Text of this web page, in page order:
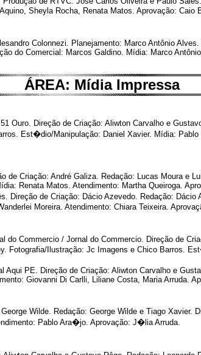
Sheyla Rocha, Renata Matos. Aprovação: Caio
Colonnezi. Planejamento: Marco Antônio
do Comercial: Marcos Galdino. Mídia: Marco
ÁREA: Mídia Impressa
Ouro. Direção de Criação: Aliwton Carvalho e
Est�dio/Manipulação: Daniel Xavier. Mídia:
de Criação: André Galiza. Redação: Lucas Moura e
Renata Matos. Atendimento: Martha Queiroga.
Direção de Criação: Dácio Azevedo. Redação:
Moreira. Atendimento: Chiara Teixeira.
Commercio / Jornal do Commercio. Direção de
Fotografia/Ilustração: Jc Imagens e Chico Barros.
PE. Direção de Criação: Aliwton Carvalho e
Giovanni Di Carlli, Liliane Costa, Maria Arruda.
Wilde. Redação: George Wilde e Tiago Xavier.
Pablo Ara�jo. Aprovação: J�lia Arruda.